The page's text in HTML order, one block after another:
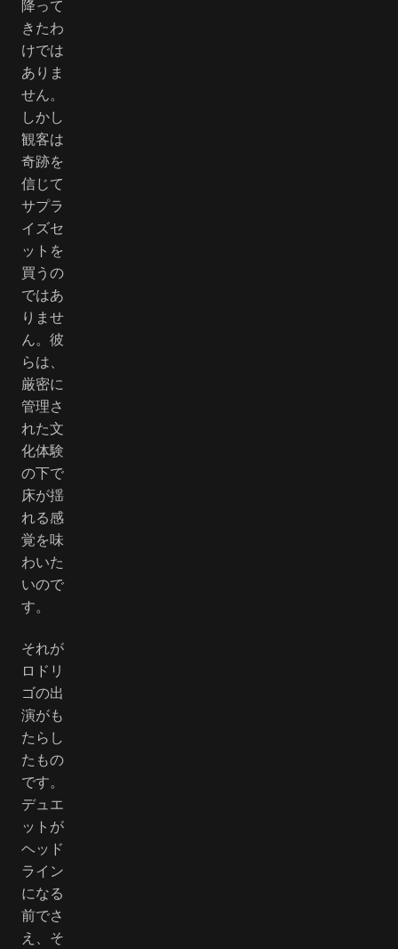
降って
きたわ
けでは
ありま
せん。
しかし
観客は
奇跡を
信じて
サプラ
イズセ
ットを
買うの
ではあ
りませ
ん。彼
らは、
厳密に
管理さ
れた文
化体験
の下で
床が揺
れる感
覚を味
わいた
いので
す。
それが
ロドリ
ゴの出
演がも
たらし
たもの
です。
デュエ
ットが
ヘッド
ライン
になる
前でさ
え、そ